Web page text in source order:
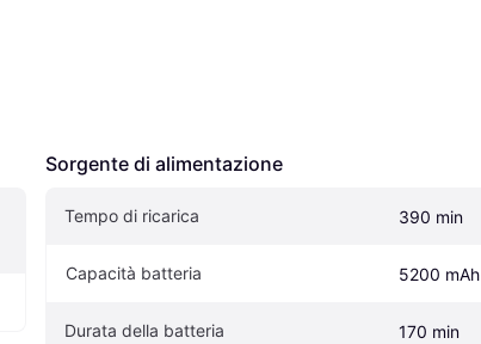
Sorgente di alimentazione
Tempo di ricarica 390 min
Capacità batteria 5200 mAh
Durata della batteria 170 min